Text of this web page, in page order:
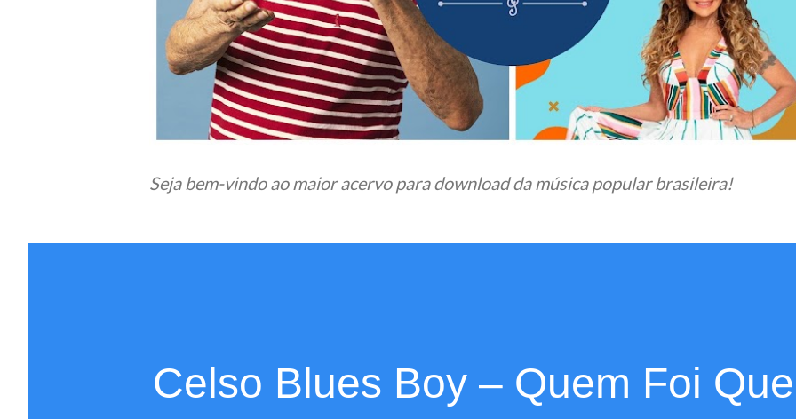
Seja bem-vindo ao maior acervo para download da música popular brasileira!
Celso Blues Boy – Quem Foi Que